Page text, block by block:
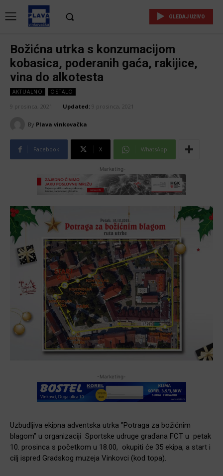
GLEDAJ UŽIVO
Božićna utrka s konzumacijom
kobasica, poderanih gaća, rakijice,
vina do alkotesta
AKTUALNO OSTALO
9 prosinca, 2021 Updated: 9 prosinca, 2021
By Plava vinkovačka
Facebook X WhatsApp
-Marketing-
-Marketing-
Uzbudljiva ekipna adventska utrka ”Potraga za božićnim
blagom” u organizaciji Sportske udruge građana FCT u petak
10. prosinca s početkom u 18.00, okupiti će 35 ekipa, a start i
cilj ispred Gradskog muzeja Vinkovci (kod topa).